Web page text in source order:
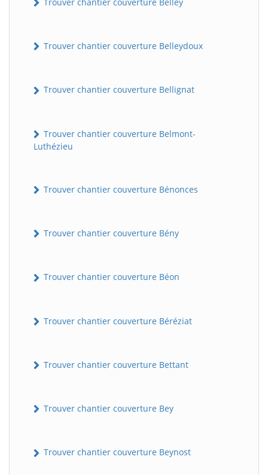
Trouver chantier couverture Belleydoux
Trouver chantier couverture Bellignat
Trouver chantier couverture Belmont-
Luthézieu
Trouver chantier couverture Bénonces
Trouver chantier couverture Bény
Trouver chantier couverture Béon
Trouver chantier couverture Béréziat
Trouver chantier couverture Bettant
Trouver chantier couverture Bey
Trouver chantier couverture Beynost